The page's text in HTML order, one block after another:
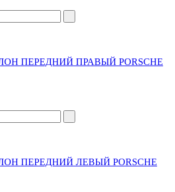
ПЕРЕДНИЙ ПРАВЫЙ PORSCHE
ПЕРЕДНИЙ ЛЕВЫЙ PORSCHE